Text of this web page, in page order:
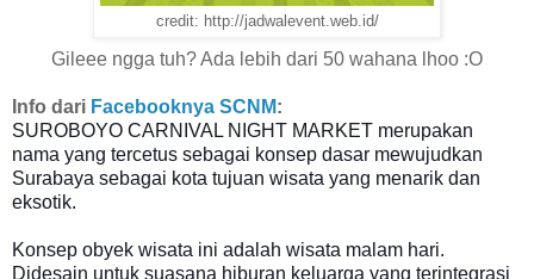
credit: http://jadwalevent.web.id/
Gileee ngga tuh? Ada lebih dari 50 wahana lhoo :O
Info dari Facebooknya SCNM:
SUROBOYO CARNIVAL NIGHT MARKET merupakan
nama yang tercetus sebagai konsep dasar mewujudkan
Surabaya sebagai kota tujuan wisata yang menarik dan
eksotik.
Konsep obyek wisata ini adalah wisata malam hari.
Didesain untuk suasana hiburan keluarga yang terintegrasi